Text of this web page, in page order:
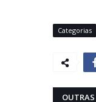
Categorias